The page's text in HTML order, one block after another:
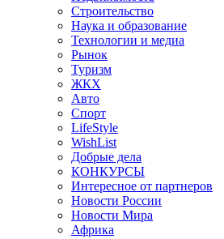
Строительство
Наука и образование
Технологии и медиа
Рынок
Туризм
ЖКХ
Авто
Спорт
LifeStyle
WishList
Добрые дела
КОНКУРСЫ
Интересное от партнеров
Новости России
Новости Мира
Африка